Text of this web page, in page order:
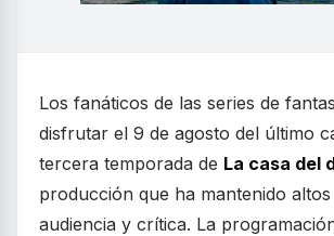
Los fanáticos de las series de
disfrutar el 9 de agosto del último
tercera temporada de La casa del
producción que ha mantenido altos
audiencia y crítica. La